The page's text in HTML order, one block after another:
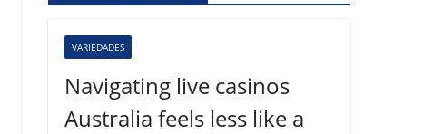
VARIEDADES
Navigating live casinos
Australia feels less like a